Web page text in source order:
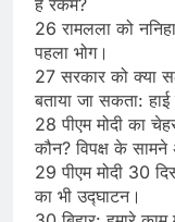
26 रामलला को
पहला भोग।
27 सरकार को क्या
बताया जा सकता: हाई
28 पीएम मोदी का
कौन? विपक्ष के
29 पीएम मोदी 30
का भी उद्घाटन।